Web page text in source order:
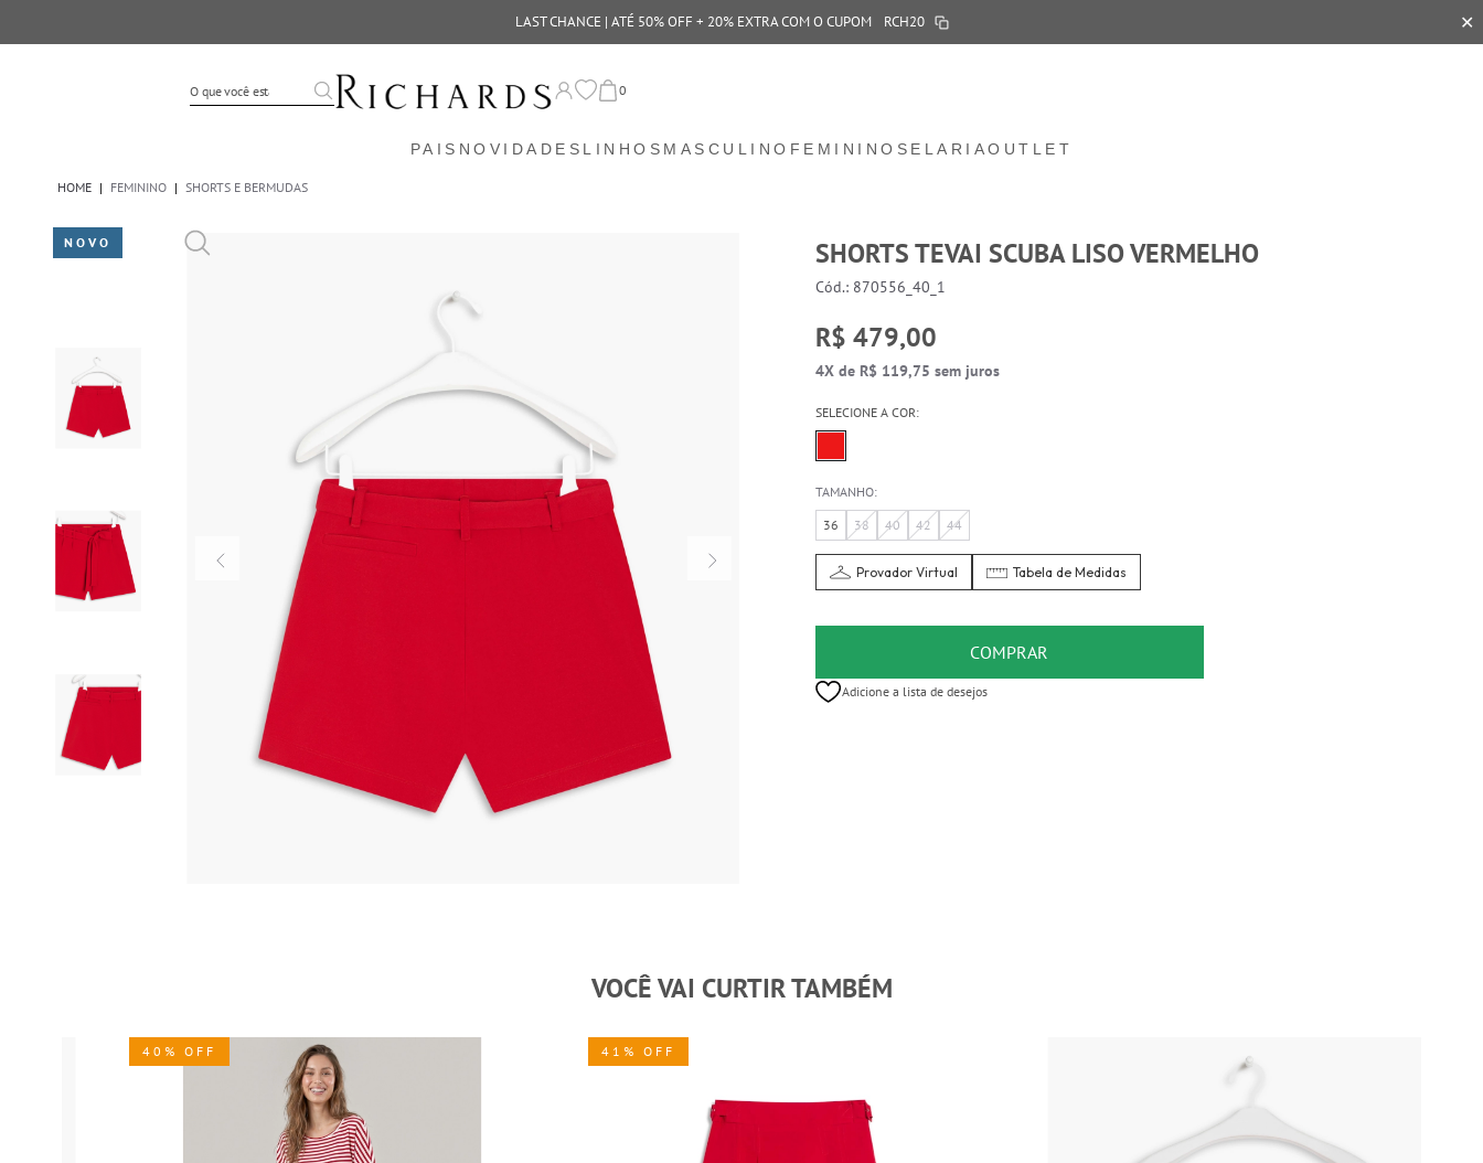
LAST CHANCE | ATÉ 50% OFF + 20% EXTRA COM O CUPOM RCH20 ✕
0
PAIS NOVIDADES LINHOS MASCULINO FEMININO SELARIAOUTLET
HOME | FEMININO | SHORTS E BERMUDAS
NOVO SHORTS TEVAI SCUBA LISO VERMELHO
Cód.: 870556_40_1
R$ 479,00
4X de R$ 119,75 sem juros
SELECIONE A COR:
TAMANHO:
36
38 40 42 44
Provador Virtual Tabela de Medidas
COMPRAR
Adicione a lista de desejos
VOCÊ VAI CURTIR TAMBÉM
40% OFF 41% OFF